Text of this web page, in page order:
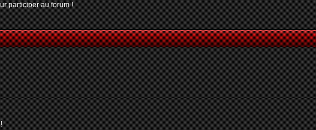
participer au forum !